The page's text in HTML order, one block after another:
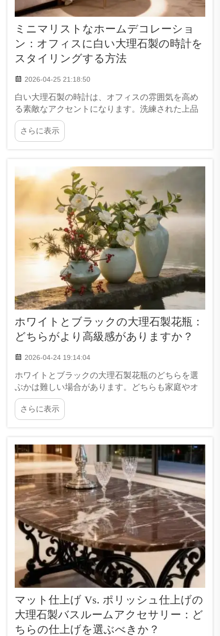
ミニマリストなホームデコレーショ
ン：オフィスに白い大理石製の時計を
スタイリングする方法
2026-04-25 21:18:50
白い大理石製の時計は、オフィスの雰囲気を高め
る素敵なアクセントになります。洗練された上品
さとシンプルさを演出し、作業空間をより爽やか
で整然としたものにします。ミニマルスタイルを
取り入れる際には、装飾のひとつひとつが非常に
く、空間の印象を高める役割も果たします…
さらに表示
ホワイトとブラックの大理石製花瓶：
どちらがより高級感がありますか？
2026-04-24 19:14:04
ホワイトとブラックの大理石製花瓶のどちらを選
ぶかは難しい場合があります。どちらも家庭やオ
フィスで非常に上品な印象を与えます。しかし、
多くの人が、どちらの方がより「ラグジュアリ
ー」に見えるかを尋ねています。ホワイトの大理
エレガンスをもたらします。ブラックの花瓶は...
さらに表示
マット仕上げ Vs. ポリッシュ仕上げの
大理石製バスルームアクセサリー：ど
ちらの仕上げを選ぶべきか？